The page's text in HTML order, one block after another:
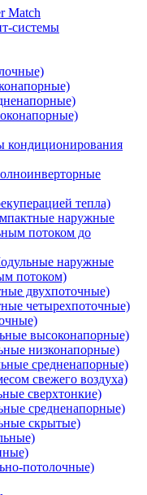
Match
системы
кондиционирования
тепла)
наружные
потоком до
наружные
потоком)
двухпоточные)
четырехпоточные)
высоконапорные)
низконапорные)
средненапорные)
свежего воздуха)
сверхтонкие)
средненапорные)
скрытые)
потолочные)